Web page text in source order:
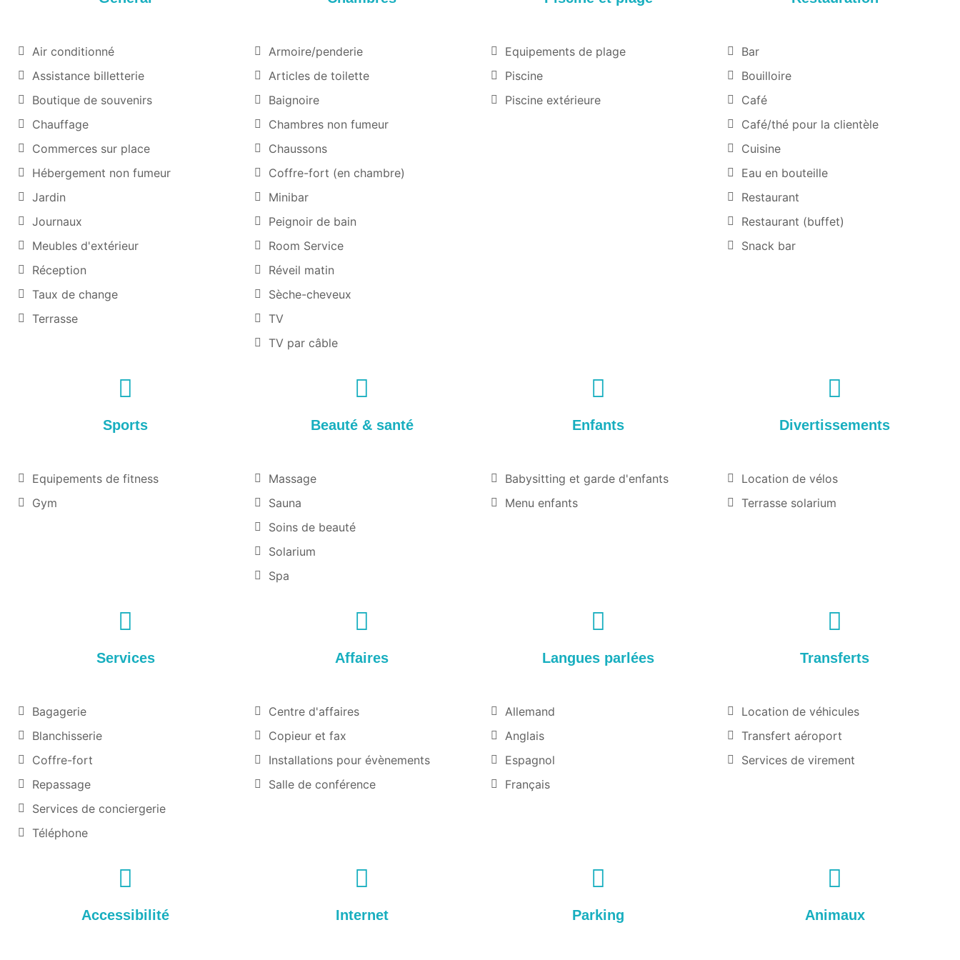
Air conditionné
Assistance billetterie
Boutique de souvenirs
Chauffage
Commerces sur place
Hébergement non fumeur
Jardin
Journaux
Meubles d'extérieur
Réception
Taux de change
Terrasse
Armoire/penderie
Articles de toilette
Baignoire
Chambres non fumeur
Chaussons
Coffre-fort (en chambre)
Minibar
Peignoir de bain
Room Service
Réveil matin
Sèche-cheveux
TV
TV par câble
Equipements de plage
Piscine
Piscine extérieure
Bar
Bouilloire
Café
Café/thé pour la clientèle
Cuisine
Eau en bouteille
Restaurant
Restaurant (buffet)
Snack bar
Sports
Equipements de fitness
Gym
Beauté & santé
Massage
Sauna
Soins de beauté
Solarium
Spa
Enfants
Babysitting et garde d'enfants
Menu enfants
Divertissements
Location de vélos
Terrasse solarium
Services
Bagagerie
Blanchisserie
Coffre-fort
Repassage
Services de conciergerie
Téléphone
Affaires
Centre d'affaires
Copieur et fax
Installations pour évènements
Salle de conférence
Langues parlées
Allemand
Anglais
Espagnol
Français
Transferts
Location de véhicules
Transfert aéroport
Services de virement
Accessibilité Internet Parking Animaux